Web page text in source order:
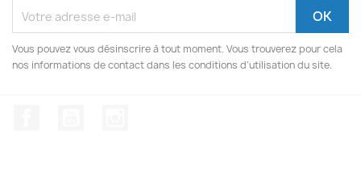
Vous pouvez vous désinscrire à tout moment. Vous trouverez pour cela
nos informations de contact dans les conditions d'utilisation du site.